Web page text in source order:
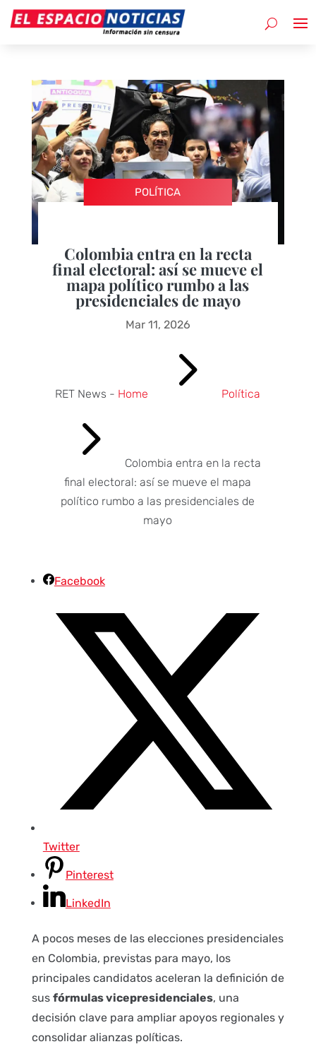
POLÍTICA
Colombia entra en la recta
final electoral: así se mueve el
mapa político rumbo a las
presidenciales de mayo
Mar 11, 2026
RET News - Home 5 Política
5
Colombia entra en la recta
final electoral: así se mueve el mapa
político rumbo a las presidenciales de
mayo
Facebook
Twitter
Pinterest
LinkedIn
A pocos meses de las elecciones presidenciales
en Colombia, previstas para mayo, los
principales candidatos aceleran la definición de
sus fórmulas vicepresidenciales, una
decisión clave para ampliar apoyos regionales y
consolidar alianzas políticas.